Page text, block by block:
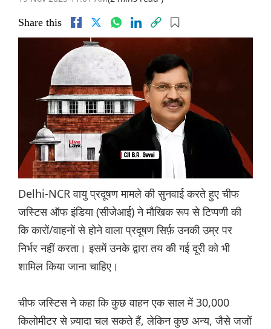
Share this
Delhi-NCR वायु प्रदूषण मामले की सुनवाई करते हुए चीफ
जस्टिस ऑफ इंडिया (सीजेआई) ने मौखिक रूप से टिप्पणी की
कि कारों/वाहनों से होने वाला प्रदूषण सिर्फ़ उनकी उम्र पर
निर्भर नहीं करता। इसमें उनके द्वारा तय की गई दूरी को भी
शामिल किया जाना चाहिए।
चीफ जस्टिस ने कहा कि कुछ वाहन एक साल में 30,000
किलोमीटर से ज़्यादा चल सकते हैं, लेकिन कुछ अन्य, जैसे जजों